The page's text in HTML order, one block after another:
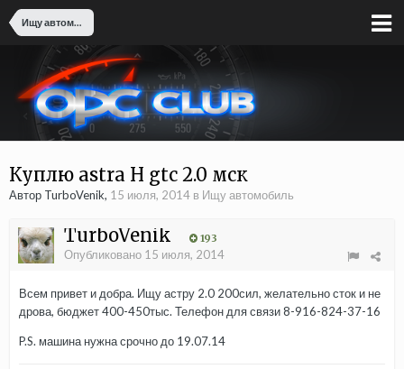
Ищу автомобиль
Куплю astra H gtc 2.0 мск
Автор TurboVenik, 15 июля, 2014 в Ищу автомобиль
TurboVenik 193
Опубликовано 15 июля, 2014
Всем привет и добра. Ищу астру 2.0 200сил, желательно сток и не
дрова, бюджет 400-450тыс. Телефон для связи 8-916-824-37-16
P.S. машина нужна срочно до 19.07.14